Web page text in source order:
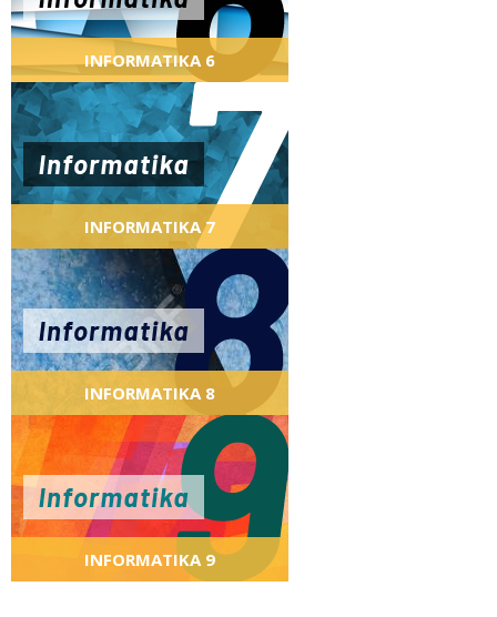
INFORMATIKA 6
Informatika za učenike 6. razreda
osnovne škole
VIŠE
INFORMATIKA 7
Informatika za učenike 7.razreda
osnovne škole
INFORMATIKA 8
Informatika za učenike 8.razreda
osnovne škole
INFORMATIKA 9